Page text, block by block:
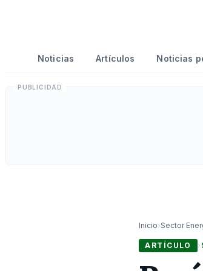
Noticias Artículos Noticias
Inicio›Sector
ARTÍCULO ›